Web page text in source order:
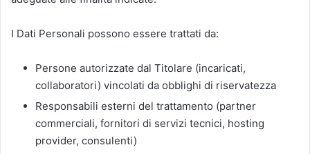
I Dati Personali possono essere trattati da:
Persone autorizzate dal Titolare (incaricati,
collaboratori) vincolati da obblighi di riservatezza
Responsabili esterni del trattamento (partner
commerciali, fornitori di servizi tecnici, hosting
provider, consulenti)